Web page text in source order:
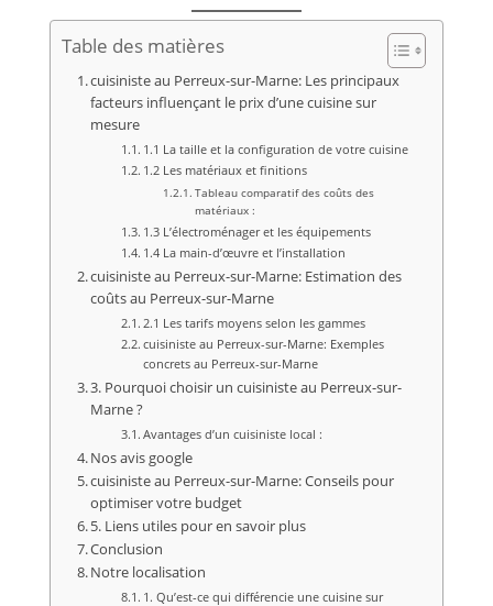
Table des matières
cuisiniste au Perreux-sur-Marne: Les principaux
facteurs influençant le prix d’une cuisine sur
mesure
1.1 La taille et la configuration de votre cuisine
1.2 Les matériaux et finitions
Tableau comparatif des coûts des
matériaux :
1.3 L’électroménager et les équipements
1.4 La main-d’œuvre et l’installation
cuisiniste au Perreux-sur-Marne: Estimation des
coûts au Perreux-sur-Marne
2.1 Les tarifs moyens selon les gammes
cuisiniste au Perreux-sur-Marne: Exemples
concrets au Perreux-sur-Marne
3. Pourquoi choisir un cuisiniste au Perreux-sur-
Marne ?
Avantages d’un cuisiniste local :
Nos avis google
cuisiniste au Perreux-sur-Marne: Conseils pour
optimiser votre budget
5. Liens utiles pour en savoir plus
Conclusion
Notre localisation
1. Qu’est-ce qui différencie une cuisine sur